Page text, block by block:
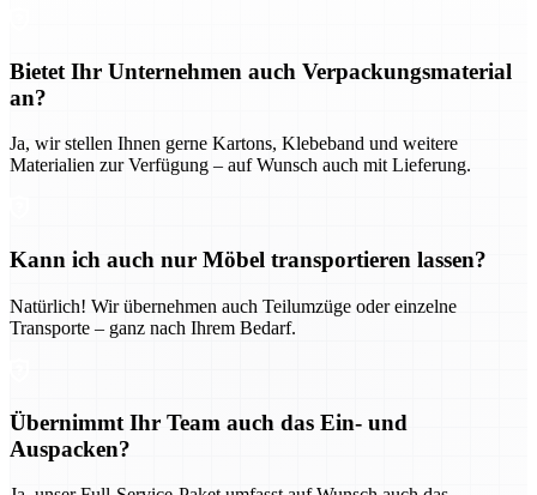
Bietet Ihr Unternehmen auch Verpackungsmaterial
an?
Ja, wir stellen Ihnen gerne Kartons, Klebeband und weitere
Materialien zur Verfügung – auf Wunsch auch mit Lieferung.
Kann ich auch nur Möbel transportieren lassen?
Natürlich! Wir übernehmen auch Teilumzüge oder einzelne
Transporte – ganz nach Ihrem Bedarf.
Übernimmt Ihr Team auch das Ein- und
Auspacken?